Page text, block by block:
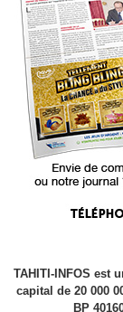
TAHITI-INFOS est
capital de 20 000
BP